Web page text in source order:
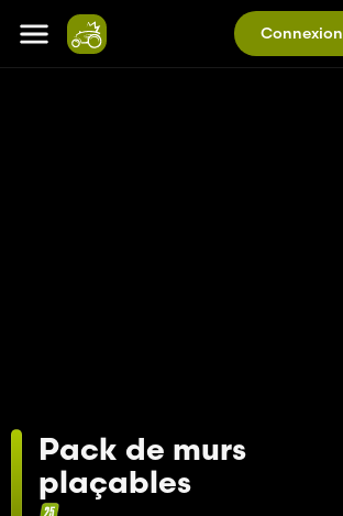
Connexion
Pack de murs
plaçables